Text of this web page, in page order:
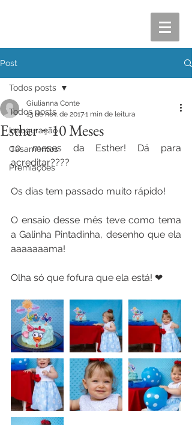
Post
Todos posts
Inauguração
Casamentos
Premiações
Todos posts
Esther ~ 10 Meses
Giulianna Conte
13 de nov. de 20171 min de leitura
10 meses da Esther! Dá para
acreditar????
Os dias tem passado muito rápido!
O ensaio desse mês teve como tema
a Galinha Pintadinha, desenho que ela
aaaaaaama!
Olha só que fofura que ela está! ❤